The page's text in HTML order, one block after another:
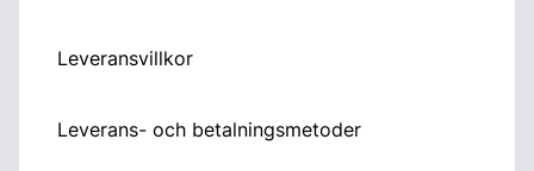
Leveransvillkor
Leverans- och betalningsmetoder